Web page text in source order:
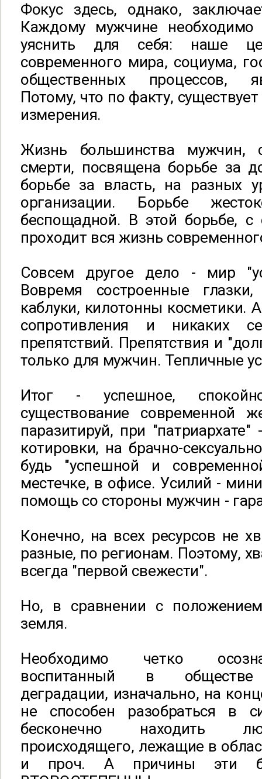
Фокус здесь, однако,
Каждому мужчине необходимо
уяснить для себя: наше
современного мира, социума,
общественных процессов,
Потому, что по факту,
измерения.
Жизнь большинства
смерти, посвящена борьбе за
борьбе за власть, на разных
организации. Борьбе
беспощадной. В этой борьбе,
проходит вся жизнь
Совсем другое дело - мир
Вовремя состроенные
каблуки, килотонны косметики.
сопротивления и никаких
препятствий. Препятствия и
только для мужчин. Тепличные
Итог - успешное,
существование современной
паразитируй, при
котировки, на брачно-
будь "успешной и
местечке, в офисе. Усилий -
помощь со стороны мужчин -
Конечно, на всех ресурсов не
разные, по регионам. Поэтому,
всегда "первой свежести".
Но, в сравнении с
земля.
Необходимо четко
воспитанный в обществе
деградации, изначально, на
не способен разобраться в
бесконечно находить
происходящего, лежащие в
и проч. А причины эти